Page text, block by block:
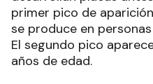
primer pico de
se produce en
El segundo pico
años de edad.